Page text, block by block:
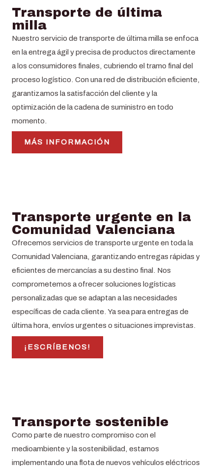
Transporte de última
milla
Nuestro servicio de transporte de última milla se enfoca
en la entrega ágil y precisa de productos directamente
a los consumidores finales, cubriendo el tramo final del
proceso logístico. Con una red de distribución eficiente,
garantizamos la satisfacción del cliente y la
optimización de la cadena de suministro en todo
momento.
MÁS INFORMACIÓN
Transporte urgente en la
Comunidad Valenciana
Ofrecemos servicios de transporte urgente en toda la
Comunidad Valenciana, garantizando entregas rápidas y
eficientes de mercancías a su destino final. Nos
comprometemos a ofrecer soluciones logísticas
personalizadas que se adaptan a las necesidades
específicas de cada cliente. Ya sea para entregas de
última hora, envíos urgentes o situaciones imprevistas.
¡ESCRÍBENOS!
Transporte sostenible
Como parte de nuestro compromiso con el
medioambiente y la sostenibilidad, estamos
implementando una flota de nuevos vehículos eléctricos